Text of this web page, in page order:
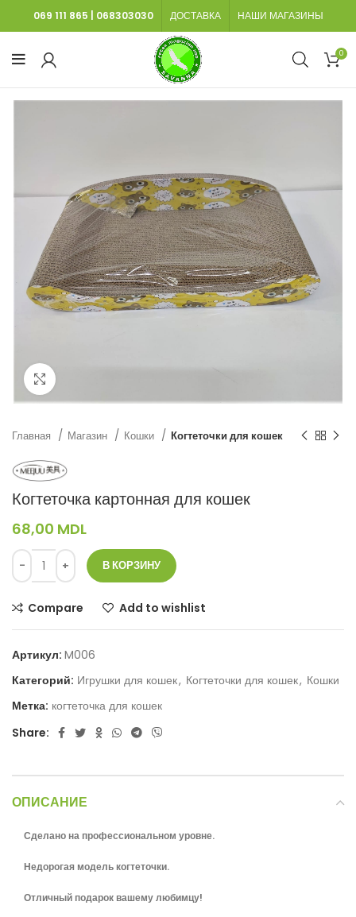
069 111 865 068303030 ДОСТАВКА НАШИ МАГАЗИНЫ
0
Главная Магазин Кошки Когтеточки для кошек
Когтеточка картонная для кошек
68,00 MDL
В КОРЗИНУ
Compare Add to wishlist
Артикул: M006
Категорий: Игрушки для кошек, Когтеточки для кошек, Кошки
Метка: когтеточка для кошек
Share:
ОПИСАНИЕ
Сделано на профессиональном уровне.
Недорогая модель когтеточки.
Отличный подарок вашему любимцу!